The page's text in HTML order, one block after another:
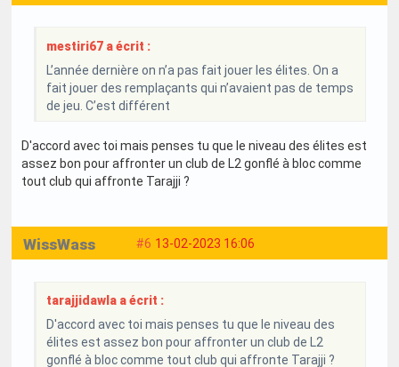
mestiri67 a écrit :
L’année dernière on n’a pas fait jouer les élites. On a
fait jouer des remplaçants qui n’avaient pas de temps
de jeu. C’est différent
D'accord avec toi mais penses tu que le niveau des élites est
assez bon pour affronter un club de L2 gonflé à bloc comme
tout club qui affronte Tarajji ?
#6 13-02-2023 16:06
WissWass
tarajjidawla a écrit :
D'accord avec toi mais penses tu que le niveau des
élites est assez bon pour affronter un club de L2
gonflé à bloc comme tout club qui affronte Tarajji ?